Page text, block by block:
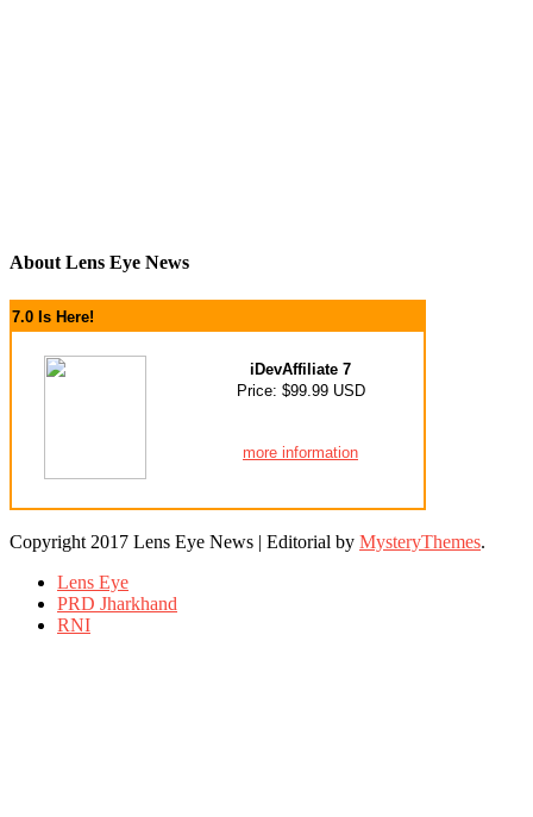
About Lens Eye News
7.0 Is Here!
iDevAffiliate 7
Price: $99.99 USD
more information
Copyright 2017 Lens Eye News | Editorial by MysteryThemes.
Lens Eye
PRD Jharkhand
RNI